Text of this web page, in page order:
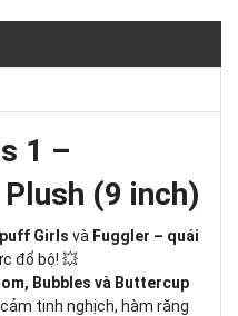
1 –
(9 inch)
Girls và Fuggler – quái
đổ bộ! 💥
Bubbles và Buttercup
tinh nghịch, hàm răng